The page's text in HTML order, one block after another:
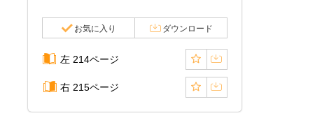
お気に入り ダウンロード
左 214ページ
右 215ページ